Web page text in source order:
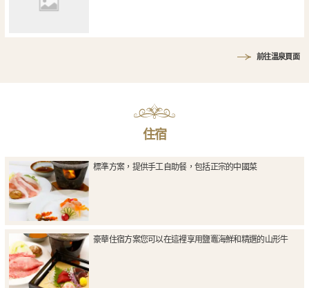
前往溫泉頁面
住宿
標準方案，提供手工自助餐，包括正宗的中國菜
豪華住宿方案您可以在這裡享用鹽竈海鮮和精選的山形牛